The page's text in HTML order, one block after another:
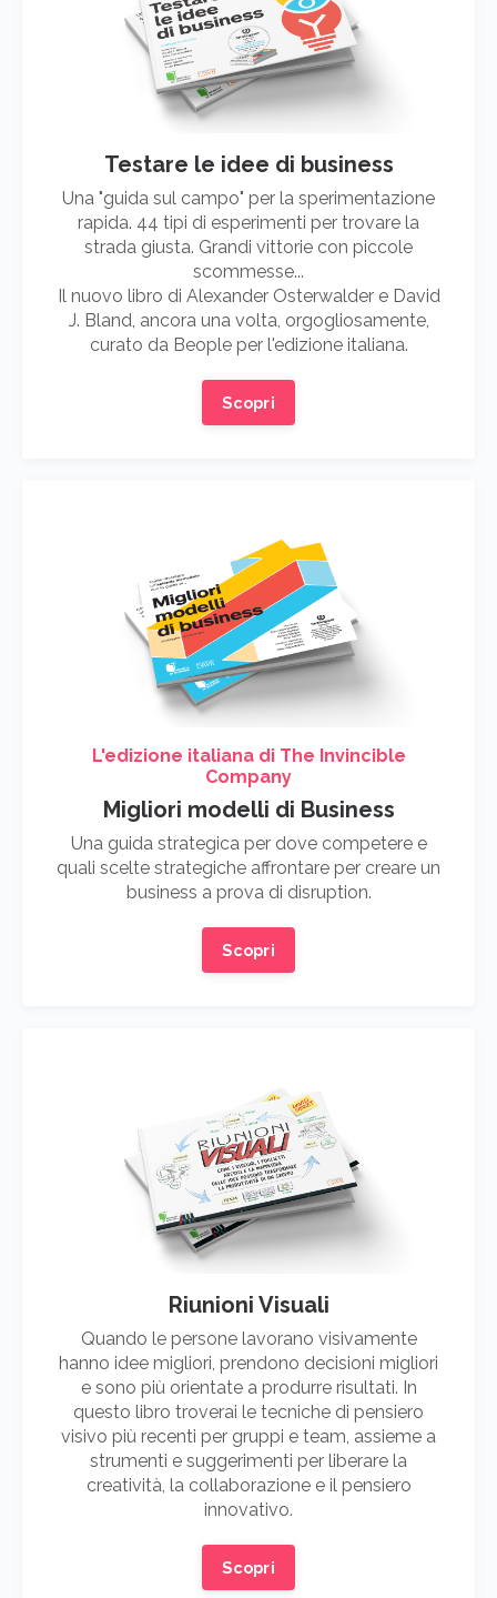
Testare le idee di business
Una "guida sul campo" per la sperimentazione
rapida. 44 tipi di esperimenti per trovare la
strada giusta. Grandi vittorie con piccole
scommesse...
Il nuovo libro di Alexander Osterwalder e David
J. Bland, ancora una volta, orgogliosamente,
curato da Beople per l'edizione italiana.
Scopri
L'edizione italiana di The Invincible
Company
Migliori modelli di Business
Una guida strategica per dove competere e
quali scelte strategiche affrontare per creare un
business a prova di disruption.
Scopri
Riunioni Visuali
Quando le persone lavorano visivamente
hanno idee migliori, prendono decisioni migliori
e sono più orientate a produrre risultati. In
questo libro troverai le tecniche di pensiero
visivo più recenti per gruppi e team, assieme a
strumenti e suggerimenti per liberare la
creatività, la collaborazione e il pensiero
innovativo.
Scopri